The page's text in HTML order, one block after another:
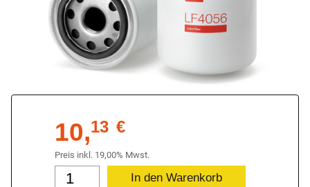
10,13 €
Preis inkl. 19,00% Mwst.